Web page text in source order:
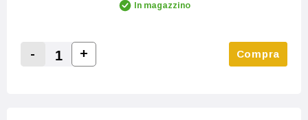
In magazzino
Decrease Quantity:
-
Increase Quantity:
+ Compra